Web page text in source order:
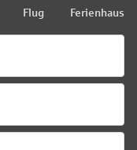
Flug Ferienhaus